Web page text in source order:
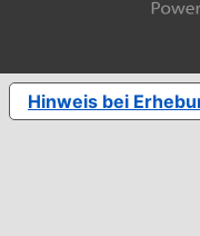
Hinweis bei